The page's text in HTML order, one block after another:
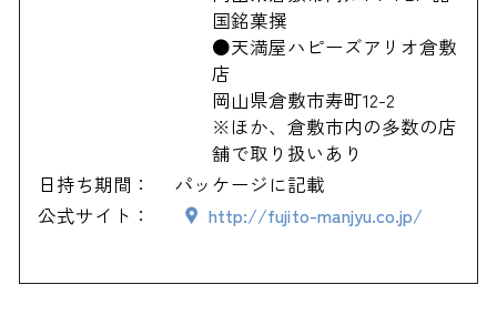
国銘菓撰
●天満屋ハピーズアリオ倉敷
店
岡山県倉敷市寿町12-2
※ほか、倉敷市内の多数の店
舗で取り扱いあり
日持ち期間：
パッケージに記載
公式サイト：
http://fujito-manjyu.co.jp/